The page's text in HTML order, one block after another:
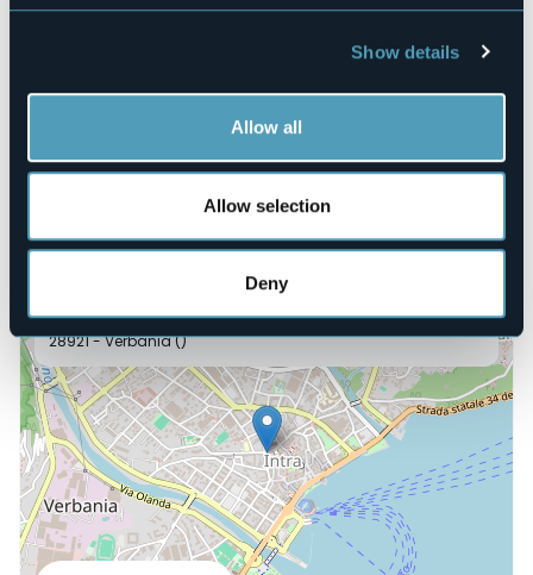
Show details
Allow all
Allow selection
Deny
+39 0323 503249 (IAT)
https://viviverbania.it/
Piazza S. Vittore, 14/15
28921 - Verbania ()